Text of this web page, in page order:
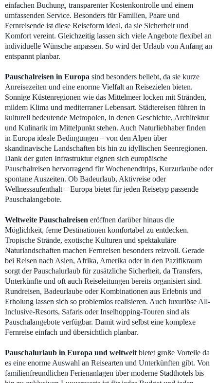
einfachen Buchung, transparenter Kostenkontrolle und einem
umfassenden Service. Besonders für Familien, Paare und
Fernreisende ist diese Reiseform ideal, da sie Sicherheit und
Komfort vereint. Gleichzeitig lassen sich viele Angebote flexibel an
individuelle Wünsche anpassen. So wird der Urlaub von Anfang an
entspannt planbar.
Pauschalreisen in Europa sind besonders beliebt, da sie kurze
Anreisezeiten und eine enorme Vielfalt an Reisezielen bieten.
Sonnige Küstenregionen wie das Mittelmeer locken mit Stränden,
mildem Klima und mediterraner Lebensart. Städtereisen führen in
kulturell bedeutende Metropolen, in denen Geschichte, Architektur
und Kulinarik im Mittelpunkt stehen. Auch Naturliebhaber finden
in Europa ideale Bedingungen – von den Alpen über
skandinavische Landschaften bis hin zu idyllischen Seenregionen.
Dank der guten Infrastruktur eignen sich europäische
Pauschalreisen hervorragend für Wochenendtrips, Kurzurlaube oder
spontane Auszeiten. Ob Badeurlaub, Aktivreise oder
Wellnessaufenthalt – Europa bietet für jeden Reisetyp passende
Pauschalangebote.
Weltweite Pauschalreisen eröffnen darüber hinaus die
Möglichkeit, ferne Destinationen komfortabel zu entdecken.
Tropische Strände, exotische Kulturen und spektakuläre
Naturlandschaften machen Fernreisen besonders reizvoll. Gerade
bei Reisen nach Asien, Afrika, Amerika oder in den Pazifikraum
sorgt der Pauschalurlaub für zusätzliche Sicherheit, da Transfers,
Unterkünfte und oft auch Reiseleitungen bereits organisiert sind.
Rundreisen, Badeurlaube oder Kombinationen aus Erlebnis und
Erholung lassen sich so problemlos realisieren. Auch luxuriöse All-
Inclusive-Resorts, Safaris oder Inselhopping-Touren sind als
Pauschalangebote verfügbar. Damit wird selbst eine komplexe
Fernreise einfach und übersichtlich planbar.
Pauschalurlaub in Europa und weltweit bietet große Vorteile da
es eine enorme Auswahl an Reisearten und Unterkünften gibt. Von
familienfreundlichen Ferienanlagen über moderne Stadthotels bis